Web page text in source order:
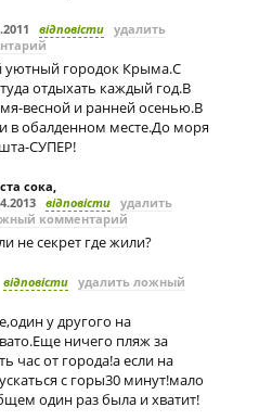
відповісти удалить
уютный городок Крыма.С
отдыхать каждый год.В
весной и ранней осенью.В
в обалденном месте.До моря
СУПЕР!
сока,
відповісти удалить
комментарий
не секрет где жили?
відповісти удалить ложный
у другого на
ничего пляж за
час от города!а если на
с горы30 минут!мало
один раз была и хватит!